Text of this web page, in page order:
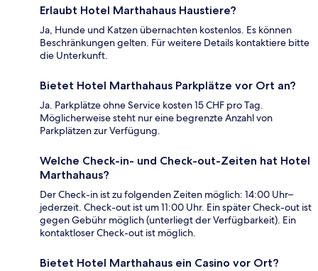
Erlaubt Hotel Marthahaus Haustiere?
Ja, Hunde und Katzen übernachten kostenlos. Es können
Beschränkungen gelten. Für weitere Details kontaktiere bitte
die Unterkunft.
Bietet Hotel Marthahaus Parkplätze vor Ort an?
Ja. Parkplätze ohne Service kosten 15 CHF pro Tag.
Möglicherweise steht nur eine begrenzte Anzahl von
Parkplätzen zur Verfügung.
Welche Check-in- und Check-out-Zeiten hat Hotel
Marthahaus?
Der Check-in ist zu folgenden Zeiten möglich: 14:00 Uhr–
jederzeit. Check-out ist um 11:00 Uhr. Ein später Check-out ist
gegen Gebühr möglich (unterliegt der Verfügbarkeit). Ein
kontaktloser Check-out ist möglich.
Bietet Hotel Marthahaus ein Casino vor Ort?